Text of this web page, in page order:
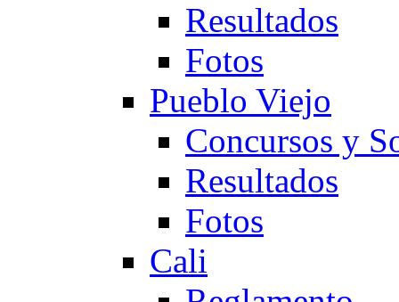
Resultados
Fotos
Pueblo Viejo
Concursos y
Resultados
Fotos
Cali